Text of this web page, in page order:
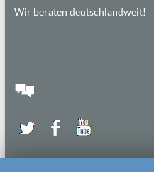
Wir beraten deutschlandweit!